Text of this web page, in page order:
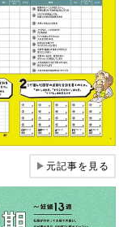
▶元記事を見る